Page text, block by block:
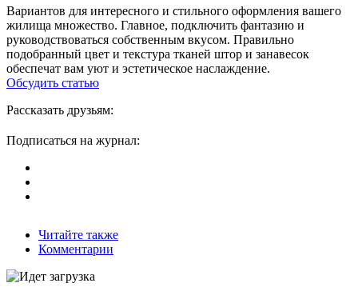
Вариантов для интересного и стильного оформления вашего
жилища множество. Главное, подключить фантазию и
руководствоваться собственным вкусом. Правильно
подобранный цвет и текстура тканей штор и занавесок
обеспечат вам уют и эстетическое наслаждение.
Обсудить статью
Рассказать друзьям:
Подписаться на журнал:
Читайте также
Комментарии